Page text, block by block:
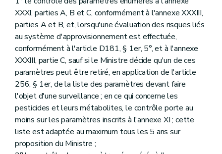
XXXI, parties A, B et C, conformément à l'annexe XXXIII,
parties A et B, et, lorsqu'une évaluation des risques liés
au système d'approvisionnement est effectuée,
conformément à l'article D181, § 1er, 5°, et à l'annexe
XXXIII, partie C, sauf si le Ministre décide qu'un de ces
paramètres peut être retiré, en application de l'article
256, § 1er, de la liste des paramètres devant faire
l'objet d'une surveillance ; en ce qui concerne les
pesticides et leurs métabolites, le contrôle porte au
moins sur les paramètres inscrits à l'annexe XI ; cette
liste est adaptée au maximum tous les 5 ans sur
proposition du Ministre ;